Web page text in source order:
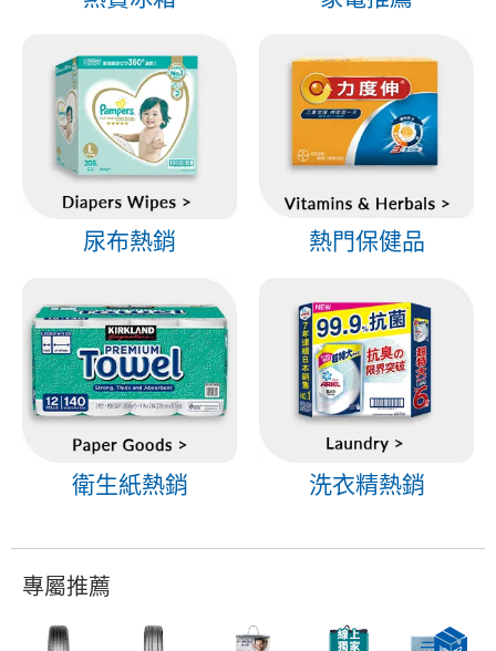
尿布熱銷 熱門保健品
衛生紙熱銷 洗衣精熱銷
專屬推薦